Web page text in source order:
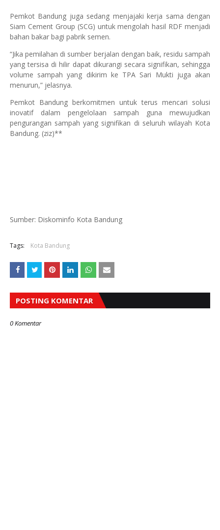
Pemkot Bandung juga sedang menjajaki kerja sama dengan
Siam Cement Group (SCG) untuk mengolah hasil RDF menjadi
bahan bakar bagi pabrik semen.
“Jika pemilahan di sumber berjalan dengan baik, residu sampah
yang tersisa di hilir dapat dikurangi secara signifikan, sehingga
volume sampah yang dikirim ke TPA Sari Mukti juga akan
menurun,” jelasnya.
Pemkot Bandung berkomitmen untuk terus mencari solusi
inovatif dalam pengelolaan sampah guna mewujudkan
pengurangan sampah yang signifikan di seluruh wilayah Kota
Bandung. (ziz)**
Sumber: Diskominfo Kota Bandung
Tags: Kota Bandung
POSTING KOMENTAR
0 Komentar